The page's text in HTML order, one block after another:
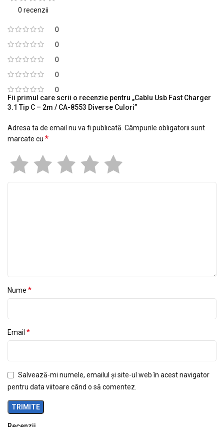
0 recenzii
0
0
0
0
0
Fii primul care scrii o recenzie pentru „Cablu Usb Fast Charger
3.1 Tip C – 2m / CA-8553 Diverse Culori”
Adresa ta de email nu va fi publicată. Câmpurile obligatorii sunt
marcate cu *
Nume *
Email *
Salvează-mi numele, emailul și site-ul web în acest navigator
pentru data viitoare când o să comentez.